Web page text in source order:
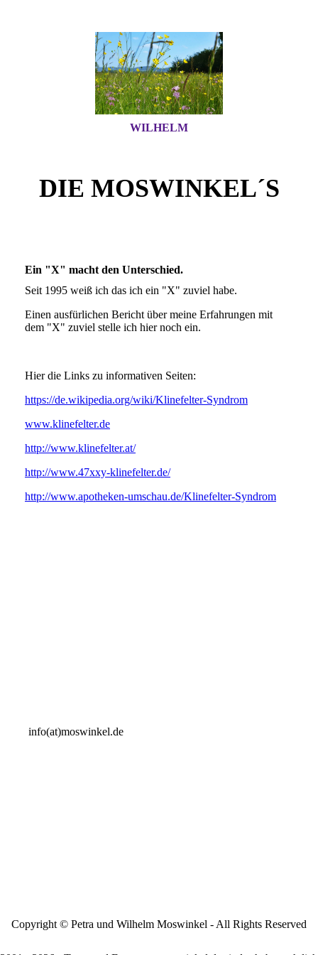
WILHELM
DIE MOSWINKEL´S
Ein "X" macht den Unterschied.
Seit 1995 weiß ich das ich ein "X" zuviel habe.
Einen ausfürlichen Bericht über meine Erfahrungen mit
dem "X" zuviel stelle ich hier noch ein.
Hier die Links zu informativen Seiten:
https://de.wikipedia.org/wiki/Klinefelter-Syndrom
www.klinefelter.de
http://www.klinefelter.at/
http://www.47xxy-klinefelter.de/
http://www.apotheken-umschau.de/Klinefelter-Syndrom
info(at)moswinkel.de
Copyright © Petra und Wilhelm Moswinkel - All Rights Reserved